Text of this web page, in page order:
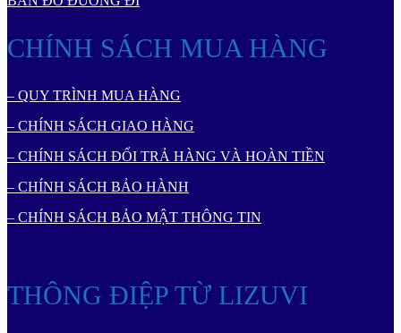
CHÍNH SÁCH MUA HÀNG
– QUY TRÌNH MUA HÀNG
– CHÍNH SÁCH GIAO HÀNG
– CHÍNH SÁCH ĐỔI TRẢ HÀNG VÀ HOÀN TIỀN
– CHÍNH SÁCH BẢO HÀNH
– CHÍNH SÁCH BẢO MẬT THÔNG TIN
THÔNG ĐIỆP TỪ LIZUVI